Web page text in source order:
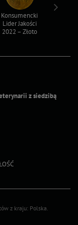
z siedzibą
Konsumencki
Lider Jakości
2022 – Złoto
z kraju: Polska